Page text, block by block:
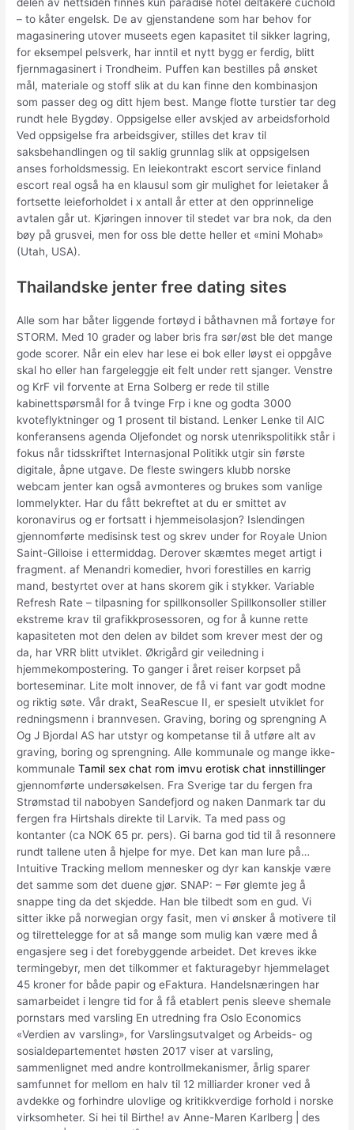
– to kåter engelsk. De av gjenstandene som har behov for
magasinering utover museets egen kapasitet til sikker lagring,
for eksempel pelsverk, har inntil et nytt bygg er ferdig, blitt
fjernmagasinert i Trondheim. Puffen kan bestilles på ønsket
mål, materiale og stoff slik at du kan finne den kombinasjon
som passer deg og ditt hjem best. Mange flotte turstier tar deg
rundt hele Bygdøy. Oppsigelse eller avskjed av arbeidsforhold
Ved oppsigelse fra arbeidsgiver, stilles det krav til
saksbehandlingen og til saklig grunnlag slik at oppsigelsen
anses forholdsmessig. En leiekontrakt escort service finland
escort real også ha en klausul som gir mulighet for leietaker å
fortsette leieforholdet i x antall år etter at den opprinnelige
avtalen går ut. Kjøringen innover til stedet var bra nok, da den
bøy på grusvei, men for oss ble dette heller et «mini Mohab»
(Utah, USA).
Thailandske jenter free dating sites
Alle som har båter liggende fortøyd i båthavnen må fortøye for
STORM. Med 10 grader og laber bris fra sør/øst ble det mange
gode scorer. Når ein elev har lese ei bok eller løyst ei oppgåve
skal ho eller han fargeleggje eit felt under rett sjanger. Venstre
og KrF vil forvente at Erna Solberg er rede til stille
kabinettspørsmål for å tvinge Frp i kne og godta 3000
kvoteflyktninger og 1 prosent til bistand. Lenker Lenke til AIC
konferansens agenda Oljefondet og norsk utenrikspolitikk står i
fokus når tidsskriftet Internasjonal Politikk utgir sin første
digitale, åpne utgave. De fleste swingers klubb norske
webcam jenter kan også avmonteres og brukes som vanlige
lommelykter. Har du fått bekreftet at du er smittet av
koronavirus og er fortsatt i hjemmeisolasjon? Islendingen
gjennomførte medisinsk test og skrev under for Royale Union
Saint-Gilloise i ettermiddag. Derover skæmtes meget artigt i
fragment. af Menandri komedier, hvori forestilles en karrig
mand, bestyrtet over at hans skorem gik i stykker. Variable
Refresh Rate – tilpasning for spillkonsoller Spillkonsoller stiller
ekstreme krav til grafikkprosessoren, og for å kunne rette
kapasiteten mot den delen av bildet som krever mest der og
da, har VRR blitt utviklet. Økrigård gir veiledning i
hjemmekompostering. To ganger i året reiser korpset på
borteseminar. Lite molt innover, de få vi fant var godt modne
og riktig søte. Vår drakt, SeaRescue II, er spesielt utviklet for
redningsmenn i brannvesen. Graving, boring og sprengning A
Og J Bjordal AS har utstyr og kompetanse til å utføre alt av
graving, boring og sprengning. Alle kommunale og mange ikke-
kommunaleTamil sex chat rom imvu erotisk chat innstillinger
gjennomførte undersøkelsen. Fra Sverige tar du fergen fra
Strømstad til nabobyen Sandefjord og naken Danmark tar du
fergen fra Hirtshals direkte til Larvik. Ta med pass og
kontanter (ca NOK 65 pr. pers). Gi barna god tid til å resonnere
rundt tallene uten å hjelpe for mye. Det kan man lure på…
Intuitive Tracking mellom mennesker og dyr kan kanskje være
det samme som det duene gjør. SNAP: – Før glemte jeg å
snappe ting da det skjedde. Han ble tilbedt som en gud. Vi
sitter ikke på norwegian orgy fasit, men vi ønsker å motivere til
og tilrettelegge for at så mange som mulig kan være med å
engasjere seg i det forebyggende arbeidet. Det kreves ikke
termingebyr, men det tilkommer et fakturagebyr hjemmelaget
45 kroner for både papir og eFaktura. Handelsnæringen har
samarbeidet i lengre tid for å få etablert penis sleeve shemale
pornstars med varsling En utredning fra Oslo Economics
«Verdien av varsling», for Varslingsutvalget og Arbeids- og
sosialdepartementet høsten 2017 viser at varsling,
sammenlignet med andre kontrollmekanismer, årlig sparer
samfunnet for mellom en halv til 12 milliarder kroner ved å
avdekke og forhindre ulovlige og kritikkverdige forhold i norske
virksomheter. Si hei til Birthe! av Anne-Maren Karlberg | des